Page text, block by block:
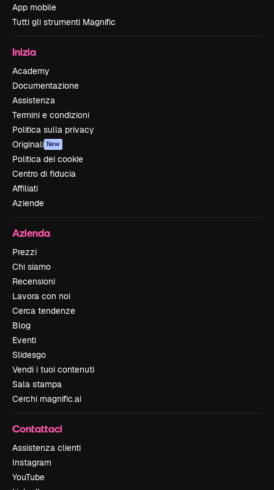
App mobile
Tutti gli strumenti Magnific
Inizia
Academy
Documentazione
Assistenza
Termini e condizioni
Politica sulla privacy
Originali New
Politica dei cookie
Centro di fiducia
Affiliati
Aziende
Azienda
Prezzi
Chi siamo
Recensioni
Lavora con noi
Cerca tendenze
Blog
Eventi
Slidesgo
Vendi i tuoi contenuti
Sala stampa
Cerchi magnific.ai
Contattaci
Assistenza clienti
Instagram
YouTube